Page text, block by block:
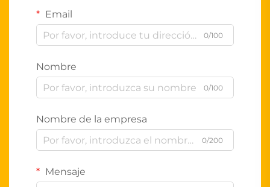
Email
0/100
Nombre
0/100
Nombre de la empresa
0/200
Mensaje